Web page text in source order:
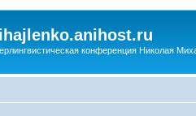
конференция Николая